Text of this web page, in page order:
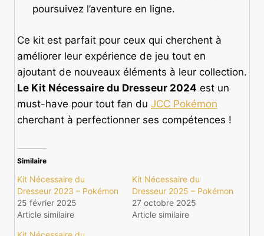
poursuivez l’aventure en ligne.
Ce kit est parfait pour ceux qui cherchent à
améliorer leur expérience de jeu tout en
ajoutant de nouveaux éléments à leur collection.
Le Kit Nécessaire du Dresseur 2024 est un
must-have pour tout fan du JCC Pokémon
cherchant à perfectionner ses compétences !
Similaire
Kit Nécessaire du
Dresseur 2023 – Pokémon
25 février 2025
Article similaire
Kit Nécessaire du
Dresseur 2025 – Pokémon
27 octobre 2025
Article similaire